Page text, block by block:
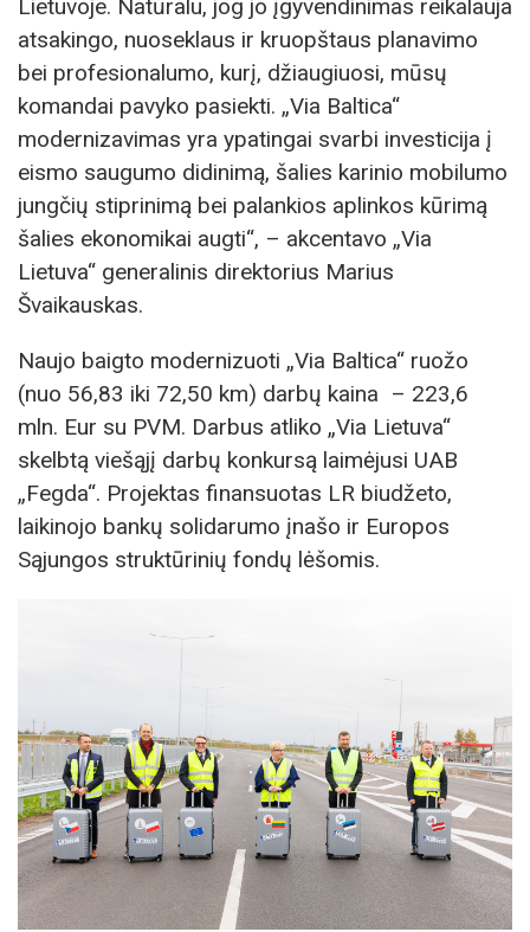
Lietuvoje. Natūralu, jog jo įgyvendinimas reikalauja
atsakingo, nuoseklaus ir kruopštaus planavimo
bei profesionalumo, kurį, džiaugiuosi, mūsų
komandai pavyko pasiekti. „Via Baltica“
modernizavimas yra ypatingai svarbi investicija į
eismo saugumo didinimą, šalies karinio mobilumo
jungčių stiprinimą bei palankios aplinkos kūrimą
šalies ekonomikai augti“, – akcentavo „Via
Lietuva“ generalinis direktorius Marius
Švaikauskas.
Naujo baigto modernizuoti „Via Baltica“ ruožo
(nuo 56,83 iki 72,50 km) darbų kaina – 223,6
mln. Eur su PVM. Darbus atliko „Via Lietuva“
skelbtą viešąjį darbų konkursą laimėjusi UAB
„Fegda“. Projektas finansuotas LR biudžeto,
laikinojo bankų solidarumo įnašo ir Europos
Sąjungos struktūrinių fondų lėšomis.